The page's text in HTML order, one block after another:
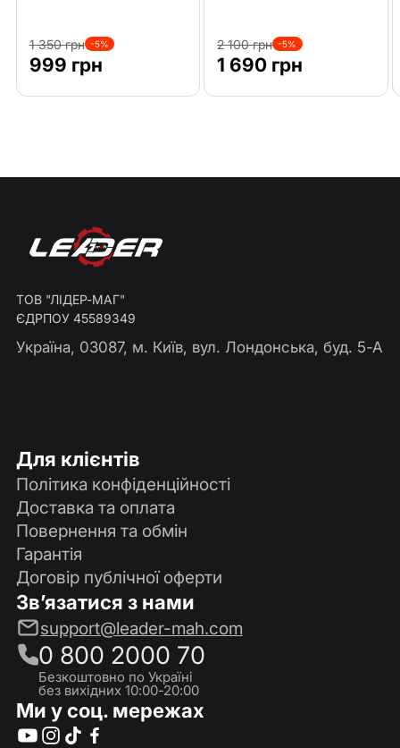
1 350 грн -5%
999 грн
2 100 грн -5%
1 690 грн
ТОВ "ЛІДЕР-МАГ"
ЄДРПОУ 45589349
Україна, 03087, м. Київ, вул. Лондонська, буд. 5-А
Для клієнтів
Політика конфіденційності
Доставка та оплата
Повернення та обмін
Гарантія
Договір публічної оферти
Зв’язатися з нами
support@leader-mah.com
0 800 2000 70
Безкоштовно по Україні
без вихідних 10:00-20:00
Ми у соц. мережах